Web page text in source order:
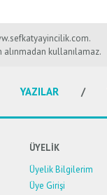
bulunuyor.
olmalı.
alınmadan kullanılamaz.
YAZILAR
ÜYELİK
Üyelik Bilgilerim
Üye Girişi